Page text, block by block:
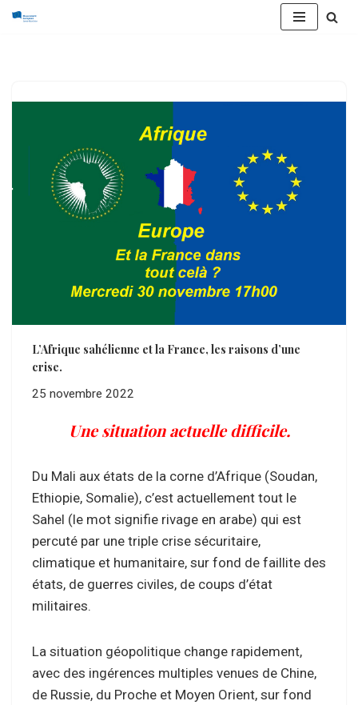
L’Afrique sahélienne et la France, les raisons d’une
crise.
25 novembre 2022
Une situation actuelle difficile.
Du Mali aux états de la corne d’Afrique (Soudan,
Ethiopie, Somalie), c’est actuellement tout le
Sahel (le mot signifie rivage en arabe) qui est
percuté par une triple crise sécuritaire,
climatique et humanitaire, sur fond de faillite des
états, de guerres civiles, de coups d’état
militaires.
La situation géopolitique change rapidement,
avec des ingérences multiples venues de Chine,
de Russie, du Proche et Moyen Orient, sur fond